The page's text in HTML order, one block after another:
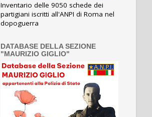
Inventario delle 9050 schede dei
partigiani iscritti all'ANPI di Roma nel
dopoguerra
DATABASE DELLA SEZIONE
"MAURIZIO GIGLIO"